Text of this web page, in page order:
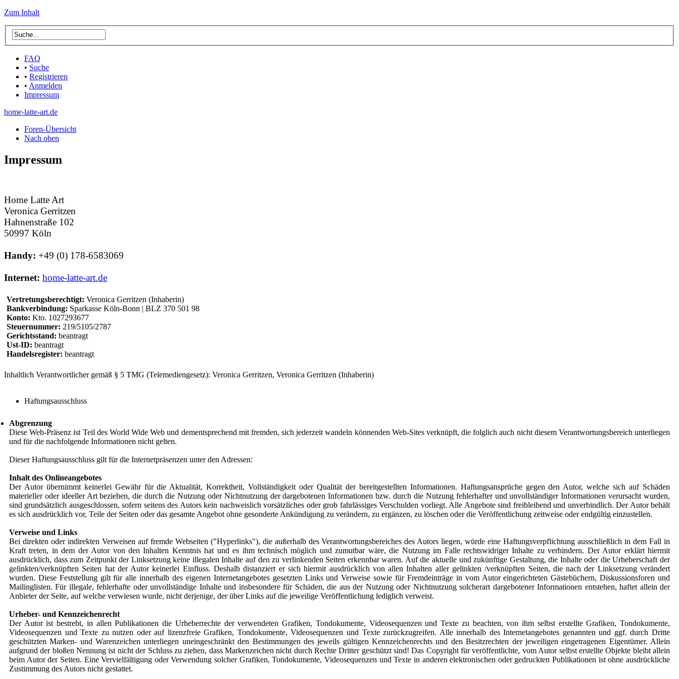
Zum Inhalt
FAQ
• Suche
• Registrieren
• Anmelden
Impressum
home-latte-art.de
Foren-Übersicht
Nach oben
Impressum
Home Latte Art
Veronica Gerritzen
Hahnenstraße 102
50997 Köln
Handy: +49 (0) 178-6583069
Internet: home-latte-art.de
Vertretungsberechtigt: Veronica Gerritzen (Inhaberin)
Bankverbindung: Sparkasse Köln-Bonn | BLZ 370 501 98
Konto: Kto. 1027293677
Steuernummer: 219/5105/2787
Gerichtsstand: beantragt
Ust-ID: beantragt
Handelsregister: beantragt
Inhaltlich Verantwortlicher gemäß § 5 TMG (Telemediengesetz): Veronica Gerritzen, Veronica Gerritzen (Inhaberin)
Haftungsausschluss
Abgrenzung
Diese Web-Präsenz ist Teil des World Wide Web und dementsprechend mit fremden, sich jederzeit wandeln könnenden Web-Sites verknüpft, die folglich auch nicht diesem Verantwortungsbereich unterliegen
und für die nachfolgende Informationen nicht gelten.
Dieser Haftungsausschluss gilt für die Internetpräsenzen unter den Adressen:
Inhalt des Onlineangebotes
Der Autor übernimmt keinerlei Gewähr für die Aktualität, Korrektheit, Vollständigkeit oder Qualität der bereitgestellten Informationen. Haftungsansprüche gegen den Autor, welche sich auf Schäden
materieller oder ideeller Art beziehen, die durch die Nutzung oder Nichtnutzung der dargebotenen Informationen bzw. durch die Nutzung fehlerhafter und unvollständiger Informationen verursacht wurden,
sind grundsätzlich ausgeschlossen, sofern seitens des Autors kein nachweislich vorsätzliches oder grob fahrlässiges Verschulden vorliegt. Alle Angebote sind freibleibend und unverbindlich. Der Autor behält
es sich ausdrücklich vor, Teile der Seiten oder das gesamte Angebot ohne gesonderte Ankündigung zu verändern, zu ergänzen, zu löschen oder die Veröffentlichung zeitweise oder endgültig einzustellen.
Verweise und Links
Bei direkten oder indirekten Verweisen auf fremde Webseiten ("Hyperlinks"), die außerhalb des Verantwortungsbereiches des Autors liegen, würde eine Haftungsverpflichtung ausschließlich in dem Fall in
Kraft treten, in dem der Autor von den Inhalten Kenntnis hat und es ihm technisch möglich und zumutbar wäre, die Nutzung im Falle rechtswidriger Inhalte zu verhindern. Der Autor erklärt hiermit
ausdrücklich, dass zum Zeitpunkt der Linksetzung keine illegalen Inhalte auf den zu verlinkenden Seiten erkennbar waren. Auf die aktuelle und zukünftige Gestaltung, die Inhalte oder die Urheberschaft der
gelinkten/verknüpften Seiten hat der Autor keinerlei Einfluss. Deshalb distanziert er sich hiermit ausdrücklich von allen Inhalten aller gelinkten /verknüpften Seiten, die nach der Linksetzung verändert
wurden. Diese Feststellung gilt für alle innerhalb des eigenen Internetangebotes gesetzten Links und Verweise sowie für Fremdeinträge in vom Autor eingerichteten Gästebüchern, Diskussionsforen und
Mailinglisten. Für illegale, fehlerhafte oder unvollständige Inhalte und insbesondere für Schäden, die aus der Nutzung oder Nichtnutzung solcherart dargebotener Informationen entstehen, haftet allein der
Anbieter der Seite, auf welche verwiesen wurde, nicht derjenige, der über Links auf die jeweilige Veröffentlichung lediglich verweist.
Urheber- und Kennzeichenrecht
Der Autor ist bestrebt, in allen Publikationen die Urheberrechte der verwendeten Grafiken, Tondokumente, Videosequenzen und Texte zu beachten, von ihm selbst erstellte Grafiken, Tondokumente,
Videosequenzen und Texte zu nutzen oder auf lizenzfreie Grafiken, Tondokumente, Videosequenzen und Texte zurückzugreifen. Alle innerhalb des Internetangebotes genannten und ggf. durch Dritte
geschützten Marken- und Warenzeichen unterliegen uneingeschränkt den Bestimmungen des jeweils gültigen Kennzeichenrechts und den Besitzrechten der jeweiligen eingetragenen Eigentümer. Allein
aufgrund der bloßen Nennung ist nicht der Schluss zu ziehen, dass Markenzeichen nicht durch Rechte Dritter geschützt sind! Das Copyright für veröffentlichte, vom Autor selbst erstellte Objekte bleibt allein
beim Autor der Seiten. Eine Vervielfältigung oder Verwendung solcher Grafiken, Tondokumente, Videosequenzen und Texte in anderen elektronischen oder gedruckten Publikationen ist ohne ausdrückliche
Zustimmung des Autors nicht gestattet.